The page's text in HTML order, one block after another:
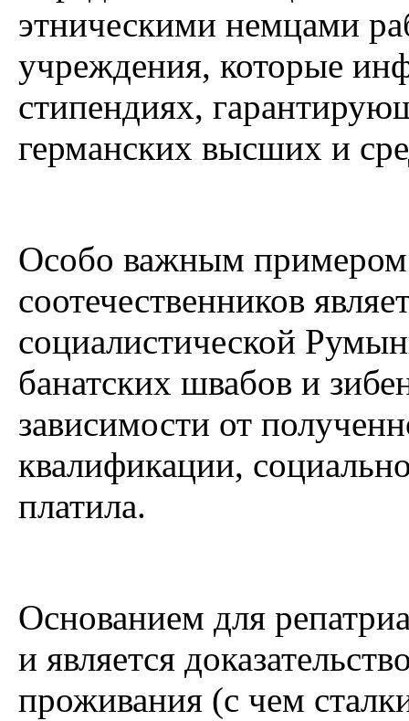
этническими немцами
учреждения, которые
стипендиях,
германских высших и
Особо важным
соотечественников
социалистической
банатских швабов и
зависимости от
квалификации,
платила.
Основанием для
и является
проживания (с чем